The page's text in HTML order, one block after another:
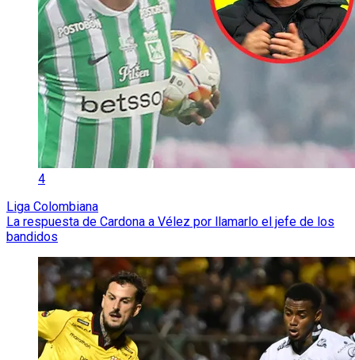
4
Liga Colombiana
La respuesta de Cardona a Vélez por llamarlo el jefe de los
bandidos